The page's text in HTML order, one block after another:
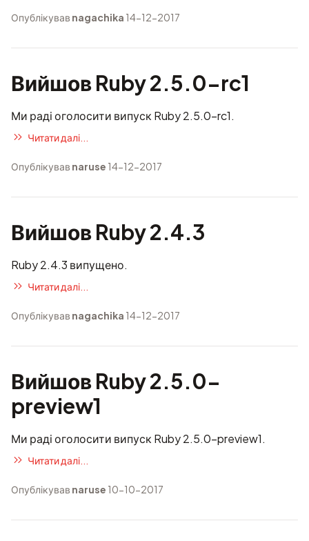
Опублікував nagachika 14-12-2017
Вийшов Ruby 2.5.0-rc1
Ми раді оголосити випуск Ruby 2.5.0-rc1.
Читати далі...
Опублікував naruse 14-12-2017
Вийшов Ruby 2.4.3
Ruby 2.4.3 випущено.
Читати далі...
Опублікував nagachika 14-12-2017
Вийшов Ruby 2.5.0-
preview1
Ми раді оголосити випуск Ruby 2.5.0-preview1.
Читати далі...
Опублікував naruse 10-10-2017